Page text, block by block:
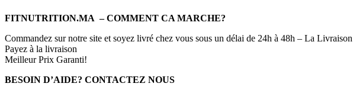
FITNUTRITION.MA – COMMENT CA MARCHE?
Commandez sur notre site et soyez livré chez vous sous un délai de 24h à 48h – La
Payez à la livraison
Meilleur Prix Garanti!
BESOIN D’AIDE? CONTACTEZ NOUS